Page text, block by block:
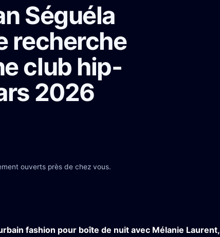
Séguéla
recherche
club hip-
2026
ouverts près de chez vous.
fashion pour boîte de nuit avec Mélanie Laurent,